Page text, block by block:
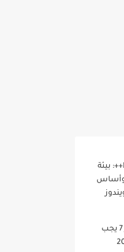
Microsoft Visual C++: بيئة
وأساس
25 متصفح لويندوز 7 يجب